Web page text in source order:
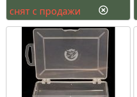
снят с продажи